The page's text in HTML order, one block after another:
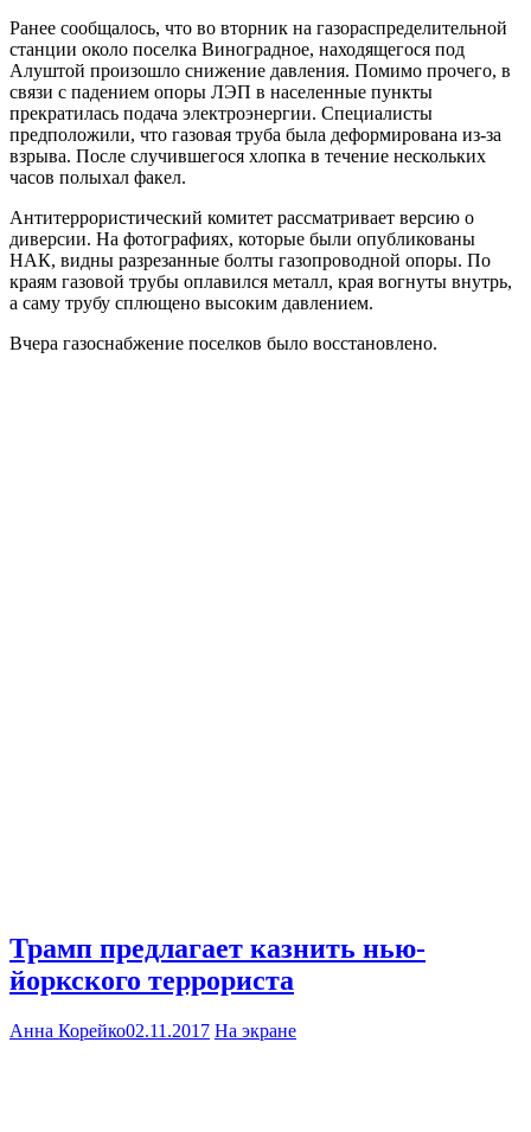
Ранее сообщалось, что во вторник на газораспределительной
станции около поселка Виноградное, находящегося под
Алуштой произошло снижение давления. Помимо прочего, в
связи с падением опоры ЛЭП в населенные пункты
прекратилась подача электроэнергии. Специалисты
предположили, что газовая труба была деформирована из-за
взрыва. После случившегося хлопка в течение нескольких
часов полыхал факел.
Антитеррористический комитет рассматривает версию о
диверсии. На фотографиях, которые были опубликованы
НАК, видны разрезанные болты газопроводной опоры. По
краям газовой трубы оплавился металл, края вогнуты внутрь,
а саму трубу сплющено высоким давлением.
Вчера газоснабжение поселков было восстановлено.
Трамп предлагает казнить нью-
йоркского террориста
Анна Корейко02.11.2017 На экране